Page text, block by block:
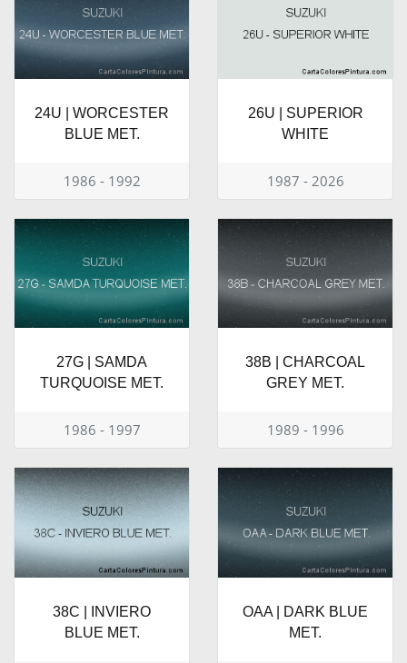
24U | WORCESTER
BLUE MET.
1986 - 1992
26U | SUPERIOR
WHITE
1987 - 2026
27G | SAMDA
TURQUOISE MET.
1986 - 1997
38B | CHARCOAL
GREY MET.
1989 - 1996
38C | INVIERO
BLUE MET.
OAA | DARK BLUE
MET.